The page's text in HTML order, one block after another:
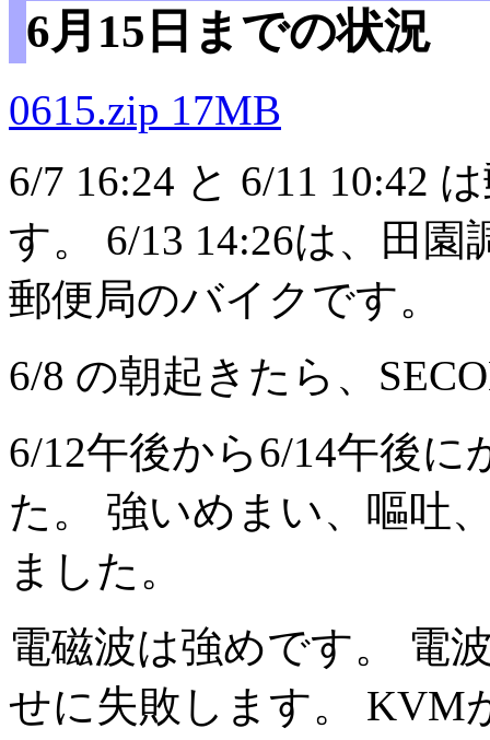
6月15日までの状況
0615.zip 17MB
6/7 16:24 と 6/11 10:42
す。 6/13 14:26は、田
郵便局のバイクです。
6/8 の朝起きたら、
6/12午後から6/14午後
た。 強いめまい、嘔吐
ました。
電磁波は強めです。 電
せに失敗します。 KVM